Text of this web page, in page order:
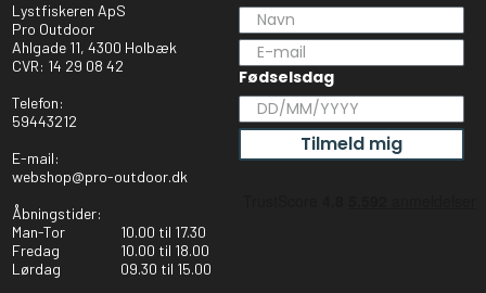
Lystfiskeren ApS
Pro Outdoor
Ahlgade 11, 4300 Holbæk
CVR: 14 29 08 42
Telefon:
59443212
E-mail:
webshop@pro-outdoor.dk
Åbningstider:
Man-Tor
10.00 til 17.30
Fredag
10.00 til 18.00
Lørdag
09.30 til 15.00
Fødselsdag
Tilmeld mig